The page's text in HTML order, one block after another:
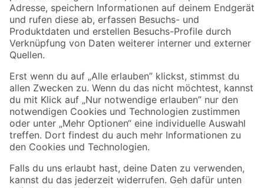
Zahlungsarten Versandarten
Sicher einkaufen
Jetzt die toom-App herunterladen
Alle Preisangaben in EUR inkl. gesetzl. MwSt.. Die dargestellten Angebote sind unter